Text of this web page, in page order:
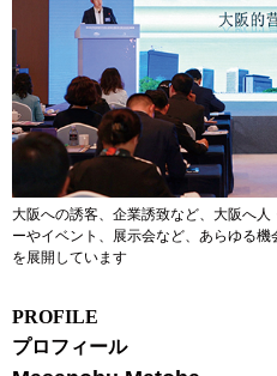
大阪への誘客、企業誘致など、大阪へ
ーやイベント、展示会など、あらゆる
を展開しています
PROFILE
プロフィール